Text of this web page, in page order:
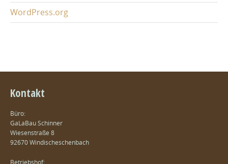
WordPress.org
Kontakt
Büro:
GaLaBau Schinner
Wiesenstraße 8
92670 Windischeschenbach
Betriebshof: